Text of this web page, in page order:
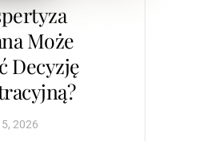
Może
Decyzję
5,2026